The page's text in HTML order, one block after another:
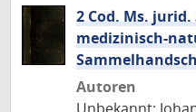
2 Cod. Ms. jurid.
medizinisch-
Autoren